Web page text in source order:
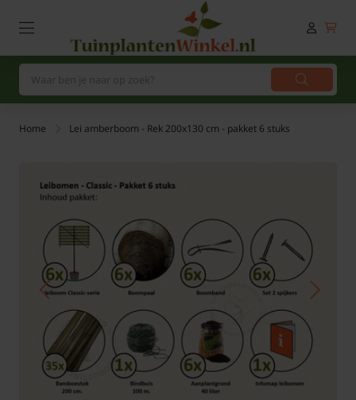
Home Lei amberboom - Rek 200x130 cm - pakket 6 stuks